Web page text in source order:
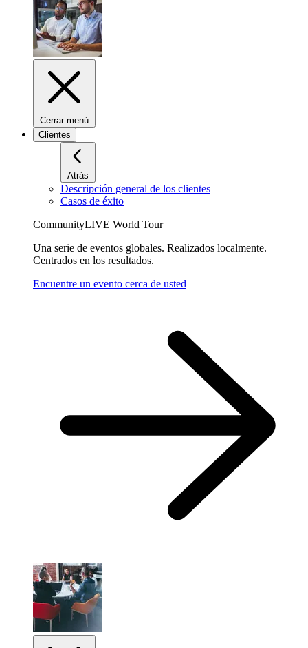
Cerrar menú
Clientes
Atrás
Descripción general de los clientes
Casos de éxito
CommunityLIVE World Tour
Una serie de eventos globales. Realizados localmente.
Centrados en los resultados.
Encuentre un evento cerca de usted